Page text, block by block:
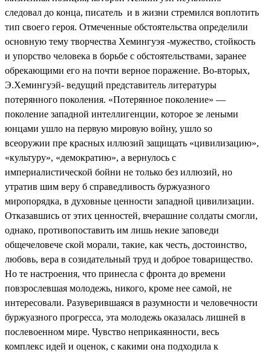
следовал до конца, писатель и в жизни стремился воплотить
тип своего героя. Отмеченные обстоятельства определили
основную тему творчества Хемингуэя -мужество, стойкость
и упорство человека в борьбе с обстоятельствами, заранее
обрекающими его на почти верное поражение. Во-вторых,
Э.Хемингуэй- ведущий представитель литературы
потерянного поколения. «Потерянное поколение» —
поколение западной интеллигенции, которое зе леными
юнцами ушло на первую мировую войну, ушло so
всеоружии пре красных иллюзий защищать «цивилизацию»,
«культуру», «демократию», а вернулось с
империалистической бойни не только без иллюзий, но
утратив шим веру б справедливость буржуазного
миропорядка, в духовные ценности западной цивилизации.
Отказавшись от этих ценностей, вчерашние солдаты смогли,
однако, противопоставить им лишь некие заповеди
общечеловече ской морали, такие, как честь, достоинство,
любовь, вера в созидательный труд и доброе товарищество.
Но те настроения, что принесла с фронта до времени
повзрослевшая молодежь, никого, кроме нее самой, не
интересовали. Разуверившаяся в разумности и человечности
буржуазного прогресса, эта молодежь оказалась лишней в
послевоенном мире. Чувство неприкаянности, весь
комплекс идей и оценок, с какими она подходила к